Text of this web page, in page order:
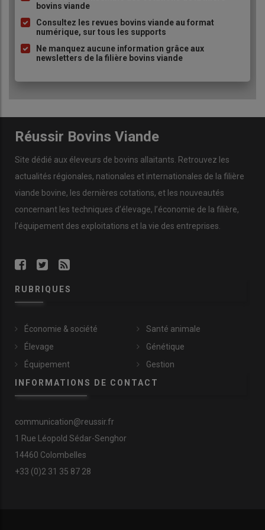
d’amélioration », observe Alexandra Pizzetta de la chambre
d’agriculture du Tarn.
Le temps de travail interroge tous les acteurs car il est
Le saviez-vous !
Les agriculteurs sont les champions des travailleurs,
professions, d’après des données d’enquête de 2019. Ils
travaillent en moyenne 55 heures par semaine, contre
Une plateforme web dédiée au
pucebovins viande
Consultez les revues bovins viande au format
numérique, sur tous les supports
Ne manquez aucune information grâce aux
newsletters de la filière bovins viande
Réussir Bovins Viande
Site dédié aux éleveurs de bovins allaitants. Retrouvez les
actualités régionales, nationales et internationales de la filière
viande bovine, les dernières cotations, et les nouveautés
concernant les techniques d’élevage, l’économie de la filière,
l’équipement des exploitations et la vie des entreprises.
RUBRIQUES
Économie & société
Élevage
Équipement
Santé animale
Génétique
Gestion
INFORMATIONS DE CONTACT
communication@reussir.fr
1 Rue Léopold Sédar-Senghor
14460 Colombelles
+33 (0)2 31 35 87 28